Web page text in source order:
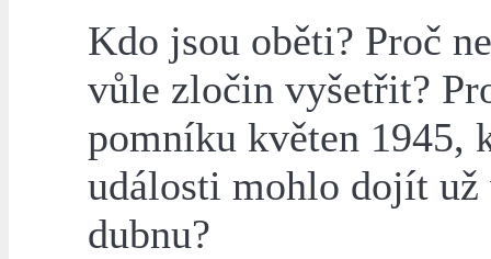
Kdo jsou oběti? Proč
vůle zločin vyšetřit?
pomníku květen 1945,
události mohlo dojít už
dubnu?